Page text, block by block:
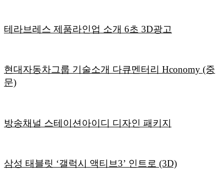
테라브레스 제품라인업 소개 6초 3D광고
현대자동차그룹 기술소개 다큐멘터리 Hconomy (중
문)
방송채널 스테이션아이디 디자인 패키지
삼성 태블릿 ‘갤럭시 액티브3’ 인트로 (3D)